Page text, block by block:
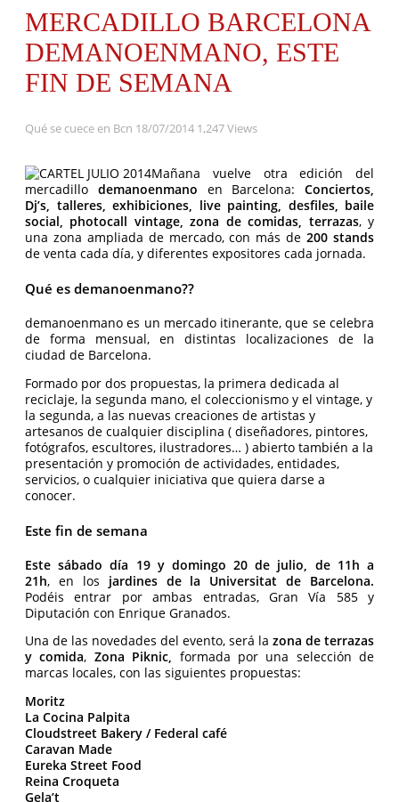
MERCADILLO BARCELONA
DEMANOENMANO, ESTE
FIN DE SEMANA
Qué se cuece en Bcn 18/07/2014 1,247 Views
Mañana vuelve otra edición del
mercadillo demanoenmano en Barcelona: Conciertos,
Dj’s, talleres, exhibiciones, live painting, desfiles, baile
social, photocall vintage, zona de comidas, terrazas, y
una zona ampliada de mercado, con más de200 stands
de venta cada día, y diferentes expositores cada jornada.
Qué es demanoenmano??
demanoenmano es un mercado itinerante, que se celebra
de forma mensual, en distintas localizaciones de la
ciudad de Barcelona.
Formado por dos propuestas, la primera dedicada al
reciclaje, la segunda mano, el coleccionismo y el vintage, y
la segunda, a las nuevas creaciones de artistas y
artesanos de cualquier disciplina ( diseñadores, pintores,
fotógrafos, escultores, ilustradores… ) abierto también a la
presentación y promoción de actividades, entidades,
servicios, o cualquier iniciativa que quiera darse a
conocer.
Este fin de semana
Este sábado día 19 y domingo 20 de julio, de 11h a
21h, en los jardines de la Universitat de Barcelona.
Podéis entrar por ambas entradas, Gran Vía 585 y
Diputación con Enrique Granados.
Una de las novedades del evento, será la zona de terrazas
y comida, Zona Piknic, formada por una selección de
marcas locales, con las siguientes propuestas:
Moritz
La Cocina Palpita
Cloudstreet Bakery / Federal café
Caravan Made
Eureka Street Food
Reina Croqueta
Gela’t